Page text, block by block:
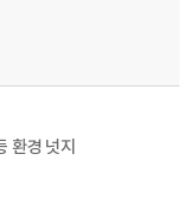
환경 넛지